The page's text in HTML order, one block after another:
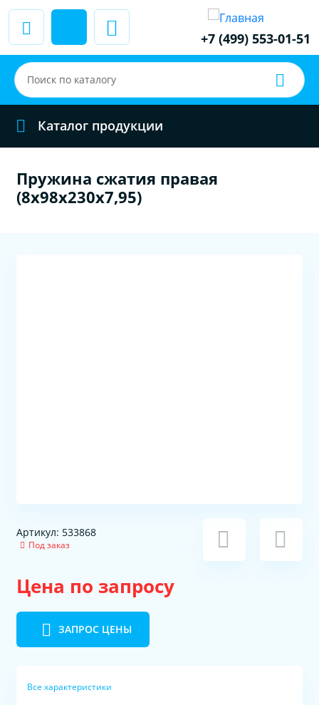
+7 (499) 553-01-51
Каталог продукции
Пружина сжатия правая
(8x98x230x7,95)
Артикул: 533868
Под заказ
Цена по запросу
ЗАПРОС ЦЕНЫ
Все характеристики